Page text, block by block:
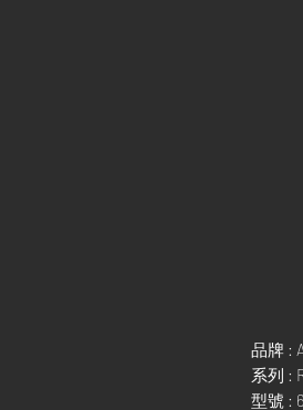
品牌 :
系列 :
型號 :